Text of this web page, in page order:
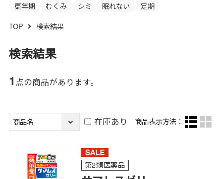
更年期 むくみ シミ 眠れない 定期
TOP 検索結果
検索結果
1 点の商品があります。
在庫あり 商品表示方法：
第2類医薬品